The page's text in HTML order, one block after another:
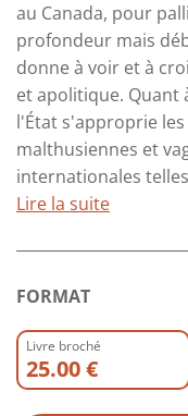
au Canada, pour
profondeur mais
donne à voir et à
et apolitique. Quant
l'État s'approprie
malthusiennes et
internationales
Lire la suite
FORMAT
Livre broché
25.00 €